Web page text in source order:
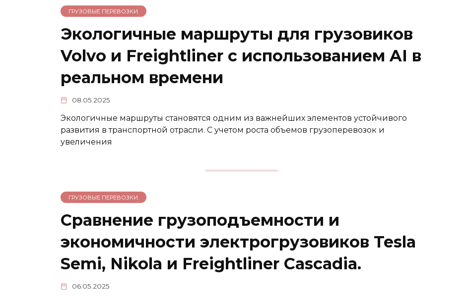
ГРУЗОВЫЕ ПЕРЕВОЗКИ.
Экологичные маршруты для грузовиков
Volvo и Freightliner с использованием AI в
реальном времени
08.05.2025
Экологичные маршруты становятся одним из важнейших элементов устойчивого
развития в транспортной отрасли. С учетом роста объемов грузоперевозок и
увеличения
ГРУЗОВЫЕ ПЕРЕВОЗКИ.
Сравнение грузоподъемности и
экономичности электрогрузовиков Tesla
Semi, Nikola и Freightliner Cascadia.
06.05.2025